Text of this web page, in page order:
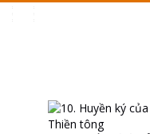
10. Huyền ký
theo dòng